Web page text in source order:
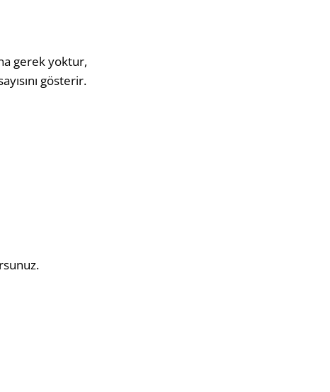
gerek yoktur,
gösterir.